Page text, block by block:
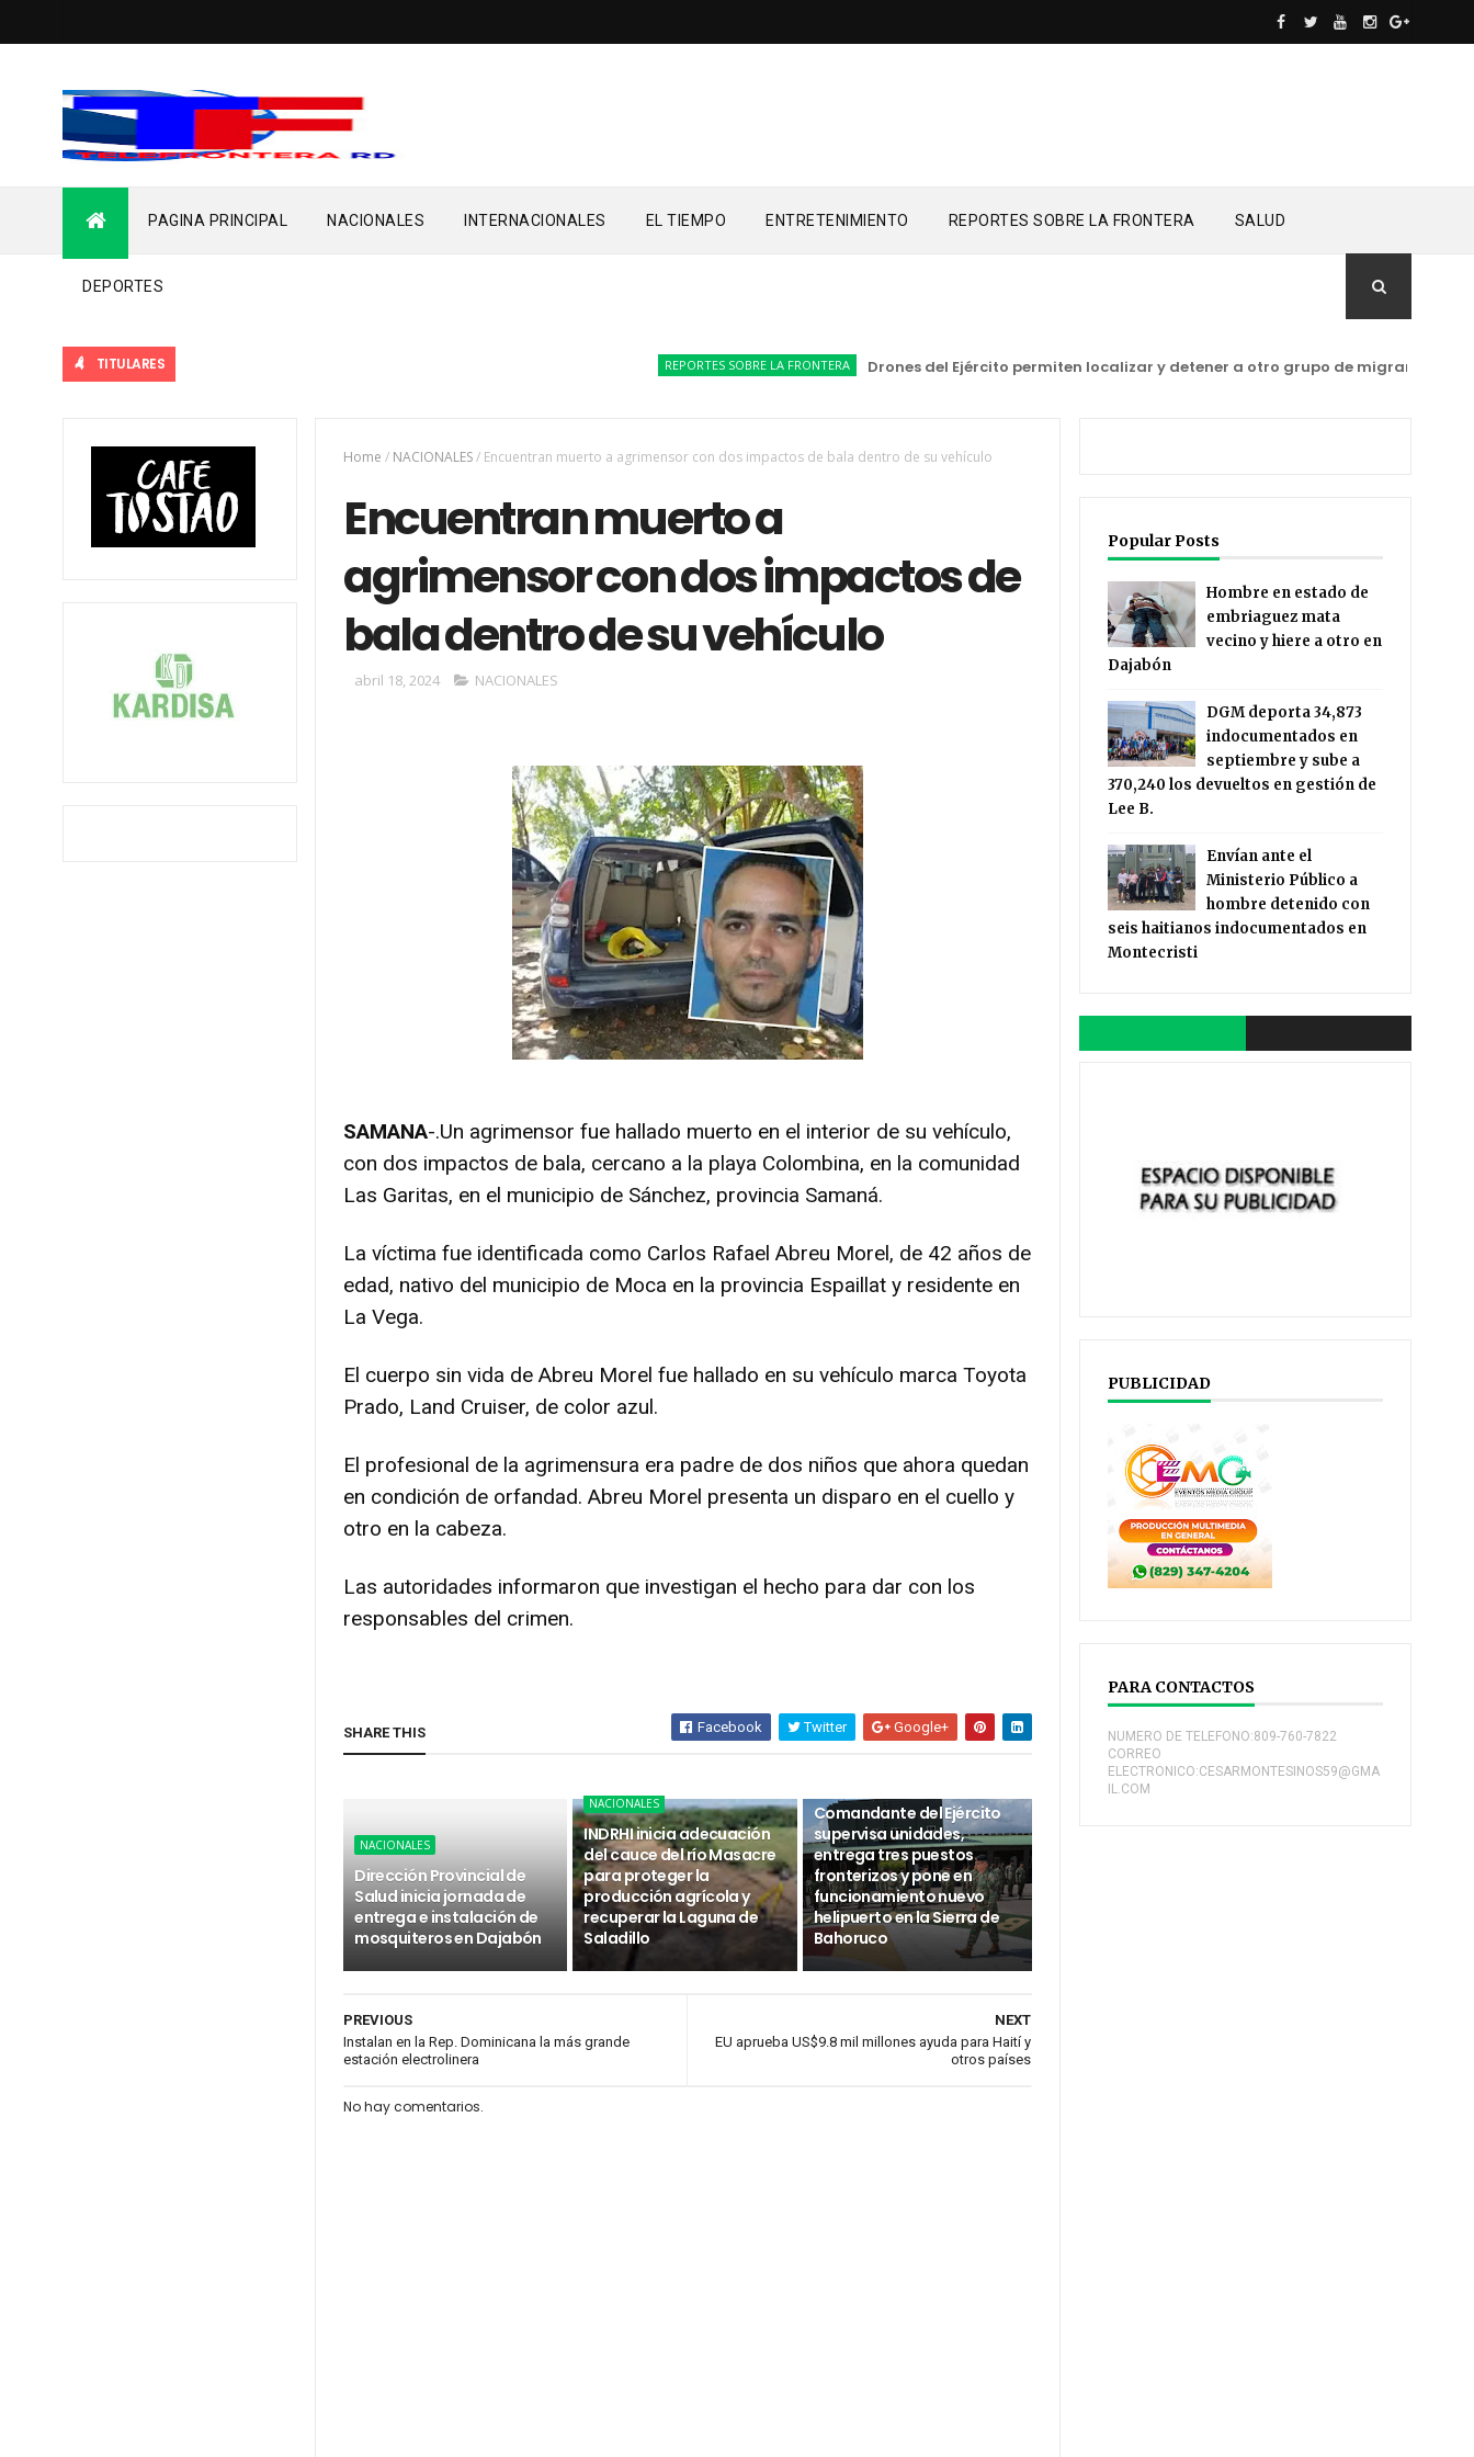
PAGINA PRINCIPAL NACIONALES INTERNACIONALES EL TIEMPO ENTRETENIMIENTO REPORTES SOBRE LA FRONTERA SALUD
DEPORTES
TITULARES REPORTES SOBRE LA FRONTERA Drones del Ejército permiten localizar y detener a otro grupo de migrantes
Home / NACIONALES/ Encuentran muerto a agrimensor con dos impactos de bala dentro de su vehículo
Encuentran muerto a
agrimensor con dos impactos de
bala dentro de su vehículo
abril 18, 2024 NACIONALES
SAMANA-.Un agrimensor fue hallado muerto en el interior de su vehículo,
con dos impactos de bala, cercano a la playa Colombina, en la comunidad
Las Garitas, en el municipio de Sánchez, provincia Samaná.
La víctima fue identificada como Carlos Rafael Abreu Morel, de 42 años de
edad, nativo del municipio de Moca en la provincia Espaillat y residente en
La Vega.
El cuerpo sin vida de Abreu Morel fue hallado en su vehículo marca Toyota
Prado, Land Cruiser, de color azul.
El profesional de la agrimensura era padre de dos niños que ahora quedan
en condición de orfandad. Abreu Morel presenta un disparo en el cuello y
otro en la cabeza.
Las autoridades informaron que investigan el hecho para dar con los
responsables del crimen.
SHARE THIS Facebook Twitter Google+
NACIONALES
Dirección Provincial de
Salud inicia jornada de
entrega e instalación de
mosquiteros en Dajabón
NACIONALES
INDRHI inicia adecuación
del cauce del río Masacre
para proteger la
producción agrícola y
recuperar la Laguna de
Saladillo
Comandante del Ejército
supervisa unidades,
entrega tres puestos
fronterizos y pone en
funcionamiento nuevo
helipuerto en la Sierra de
Bahoruco
NEXT
EU aprueba US$9.8 mil millones ayuda para Haití y
otros países
PREVIOUS
Instalan en la Rep. Dominicana la más grande
estación electrolinera
No hay comentarios.
Popular Posts
Hombre en estado de
embriaguez mata
vecino y hiere a otro en
Dajabón
DGM deporta 34,873
indocumentados en
septiembre y sube a
370,240 los devueltos en gestión de
Lee B.
Envían ante el
Ministerio Público a
hombre detenido con
seis haitianos indocumentados en
Montecristi
PUBLICIDAD
PARA CONTACTOS
NUMERO DE TELEFONO:809-760-7822
CORREO
ELECTRONICO:CESARMONTESINOS59@GMA
IL.COM